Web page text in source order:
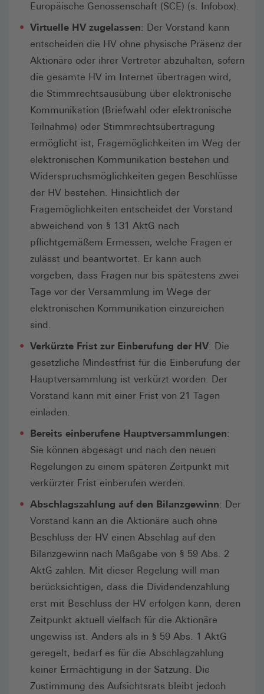
Europäische Genossenschaft (SCE) (s. Infobox).
Virtuelle HV zugelassen: Der Vorstand kann
entscheiden die HV ohne physische Präsenz der
Aktionäre oder ihrer Vertreter abzuhalten, sofern
die gesamte HV im Internet übertragen wird,
die Stimmrechtsausübung über elektronische
Kommunikation (Briefwahl oder elektronische
Teilnahme) oder Stimmrechtsübertragung
ermöglicht ist, Fragemöglichkeiten im Weg der
elektronischen Kommunikation bestehen und
Widerspruchsmöglichkeiten gegen Beschlüsse
der HV bestehen. Hinsichtlich der
Fragemöglichkeiten entscheidet der Vorstand
abweichend von § 131 AktG nach
pflichtgemäßem Ermessen, welche Fragen er
zulässt und beantwortet. Er kann auch
vorgeben, dass Fragen nur bis spätestens zwei
Tage vor der Versammlung im Wege der
elektronischen Kommunikation einzureichen
sind.
Verkürzte Frist zur Einberufung der HV: Die
gesetzliche Mindestfrist für die Einberufung der
Hauptversammlung ist verkürzt worden. Der
Vorstand kann mit einer Frist von 21 Tagen
einladen.
Bereits einberufene Hauptversammlungen:
Sie können abgesagt und nach den neuen
Regelungen zu einem späteren Zeitpunkt mit
verkürzter Frist einberufen werden.
Abschlagszahlung auf den Bilanzgewinn: Der
Vorstand kann an die Aktionäre auch ohne
Beschluss der HV einen Abschlag auf den
Bilanzgewinn nach Maßgabe von § 59 Abs. 2
AktG zahlen. Mit dieser Regelung will man
berücksichtigen, dass die Dividendenzahlung
erst mit Beschluss der HV erfolgen kann, deren
Zeitpunkt aktuell vielfach für die Aktionäre
ungewiss ist. Anders als in § 59 Abs. 1 AktG
geregelt, bedarf es für die Abschlagzahlung
keiner Ermächtigung in der Satzung. Die
Zustimmung des Aufsichtsrats bleibt jedoch